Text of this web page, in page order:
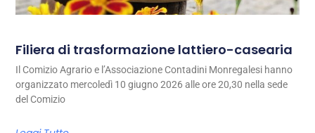
Filiera di trasformazione lattiero-casearia
Il Comizio Agrario e l’Associazione Contadini Monregalesi hanno
organizzato mercoledì 10 giugno 2026 alle ore 20,30 nella sede
del Comizio